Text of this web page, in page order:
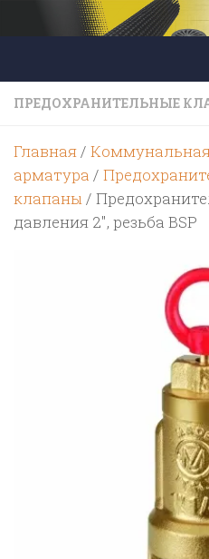
Перейти к
ПРЕДОХРАНИТЕЛЬНЫЕ
Главная/
арматура /
клапаны/
давления 2″, резьба BSP